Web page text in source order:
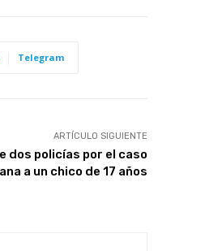
Telegram
ARTÍCULO SIGUIENTE
dos policías por el caso
a un chico de 17 años